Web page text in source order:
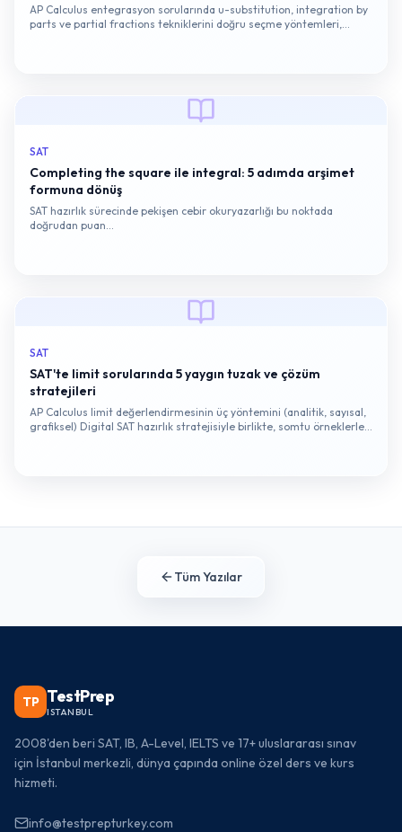
AP Calculus entegrasyon sorularında u-substitution, integration by
parts ve partial fractions tekniklerini doğru seçme yöntemleri,
SAT
Completing the square ile integral: 5 adımda arşimet
formuna dönüş
SAT hazırlık sürecinde pekişen cebir okuryazarlığı bu noktada
doğrudan puan…
SAT
SAT'te limit sorularında 5 yaygın tuzak ve çözüm
stratejileri
AP Calculus limit değerlendirmesinin üç yöntemini (analitik, sayısal,
grafiksel) Digital SAT hazırlık stratejisiyle birlikte, somtu örneklerle
Tüm Yazılar
TP TestPrep
ISTANBUL
2008'den beri SAT, IB, A-Level, IELTS ve 17+ uluslararası sınav
için İstanbul merkezli, dünya çapında online özel ders ve kurs
hizmeti.
info@testprepturkey.com